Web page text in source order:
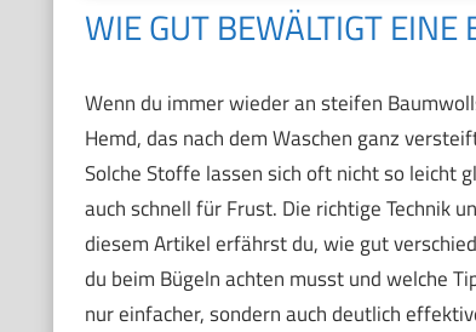
WIE GUT BEWÄLTIGT
Wenn du immer wieder an steifen
Hemd, das nach dem Waschen ganz
Solche Stoffe lassen sich oft nicht so leicht
auch schnell für Frust. Die richtige Technik
diesem Artikel erfährst du, wie gut
du beim Bügeln achten musst und welche
nur einfacher, sondern auch deutlich